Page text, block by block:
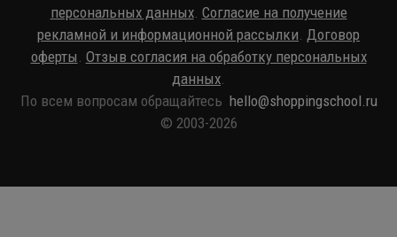
персональных данных. Согласие на получение
рекламной и информационной рассылки Договор
оферты Отзыв согласия на обработку персональных
данных
По всем вопросам обращайтесь hello@shoppingschool.ru
© 2003-2026